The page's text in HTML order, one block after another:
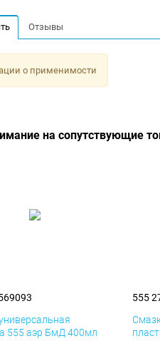
Отзывы
о применимости
на сопутствующие
555 аэр БмД 400мл
555